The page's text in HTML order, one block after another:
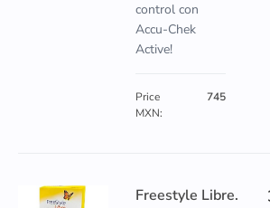
control con
Accu-Chek
Active!
Price
MXN:
745
Freestyle Libre.